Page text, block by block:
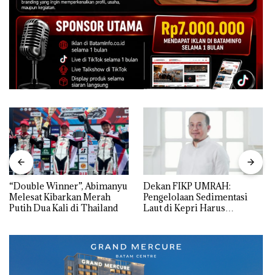
“Double Winner”, Abimanyu
Melesat Kibarkan Merah
Putih Dua Kali di Thailand
Dekan FIKP UMRAH:
Pengelolaan Sedimentasi
Laut di Kepri Harus
dengan Konservasi